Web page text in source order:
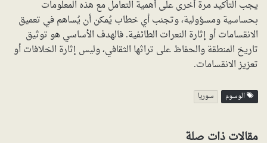
يجب التأكيد مرة أخرى على أهمية التعامل مع هذه المعلومات
بحساسية ومسؤولية، وتجنب أي خطاب يُمكن أن يُساهم في تعميق
الانقسامات أو إثارة النعرات الطائفية. فالهدف الأساسي هو توثيق
تاريخ المنطقة والحفاظ على تراثها الثقافي، وليس إثارة الخلافات أو
تعزيز الانقسامات.
الوسوم سوريا
مقالات ذات صلة